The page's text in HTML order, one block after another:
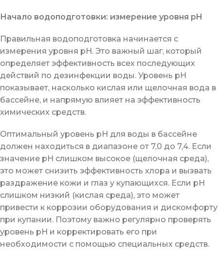
Начало водоподготовки: измерение уровня pH
Правильная водоподготовка начинается с
измерения уровня pH. Это важный шаг, который
определяет эффективность всех последующих
действий по дезинфекции воды. Уровень pH
показывает, насколько кислая или щелочная вода в
бассейне, и напрямую влияет на эффективность
химических средств.
Оптимальный уровень pH для воды в бассейне
должен находиться в диапазоне от 7,0 до 7,4. Если
значение pH слишком высокое (щелочная среда),
это может снизить эффективность хлора и вызвать
раздражение кожи и глаз у купающихся. Если pH
слишком низкий (кислая среда), это может
привести к коррозии оборудования и дискомфорту
при купании. Поэтому важно регулярно проверять
уровень pH и корректировать его при
необходимости с помощью специальных средств.